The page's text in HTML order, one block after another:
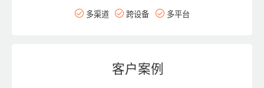
多渠道 跨设备 多平台
客户案例